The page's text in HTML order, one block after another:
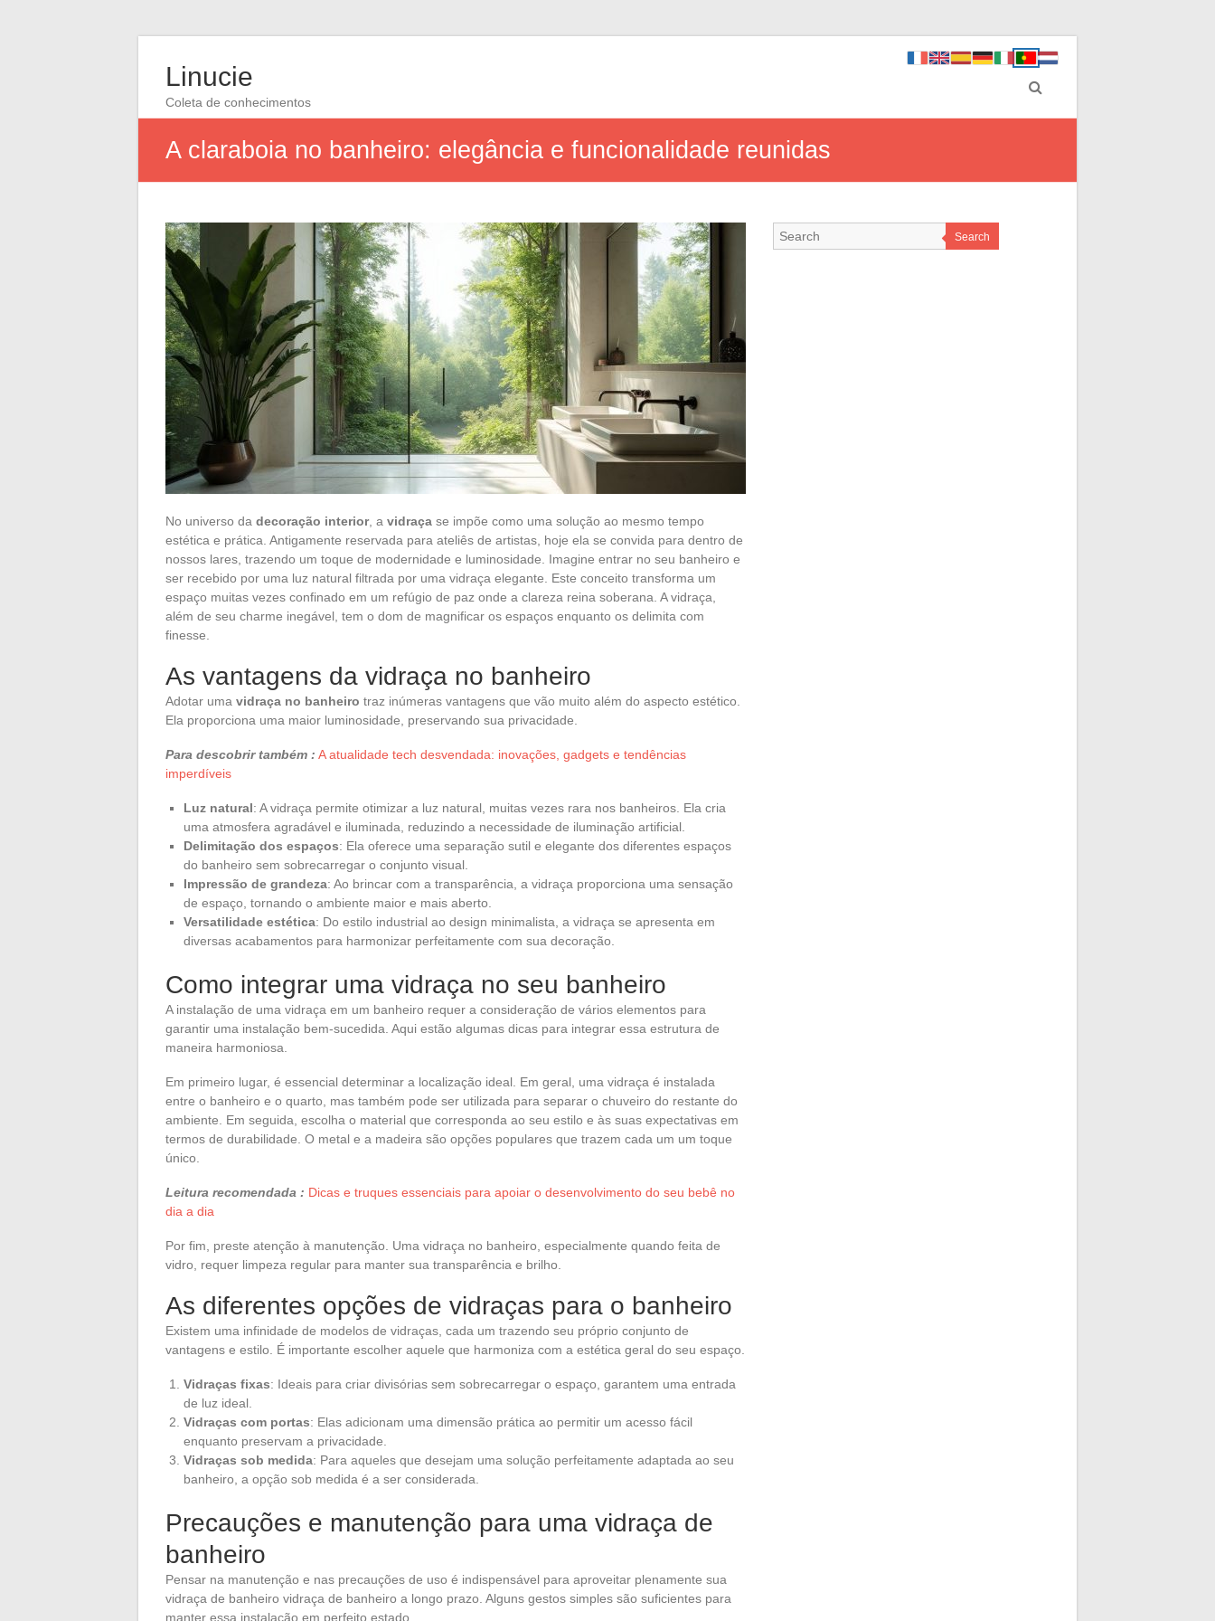
Linucie
Coleta de conhecimentos
A claraboia no banheiro: elegância e funcionalidade reunidas
No universo da decoração interior, a vidraça se impõe como uma solução ao mesmo tempo
estética e prática. Antigamente reservada para ateliês de artistas, hoje ela se convida para dentro de
nossos lares, trazendo um toque de modernidade e luminosidade. Imagine entrar no seu banheiro e
ser recebido por uma luz natural filtrada por uma vidraça elegante. Este conceito transforma um
espaço muitas vezes confinado em um refúgio de paz onde a clareza reina soberana. A vidraça,
além de seu charme inegável, tem o dom de magnificar os espaços enquanto os delimita com
finesse.
As vantagens da vidraça no banheiro
Adotar uma vidraça no banheiro traz inúmeras vantagens que vão muito além do aspecto estético.
Ela proporciona uma maior luminosidade, preservando sua privacidade.
Para descobrir também : A atualidade tech desvendada: inovações, gadgets e tendências
imperdíveis
Luz natural: A vidraça permite otimizar a luz natural, muitas vezes rara nos banheiros. Ela cria
uma atmosfera agradável e iluminada, reduzindo a necessidade de iluminação artificial.
Delimitação dos espaços: Ela oferece uma separação sutil e elegante dos diferentes espaços
do banheiro sem sobrecarregar o conjunto visual.
Impressão de grandeza: Ao brincar com a transparência, a vidraça proporciona uma sensação
de espaço, tornando o ambiente maior e mais aberto.
Versatilidade estética: Do estilo industrial ao design minimalista, a vidraça se apresenta em
diversas acabamentos para harmonizar perfeitamente com sua decoração.
Como integrar uma vidraça no seu banheiro
A instalação de uma vidraça em um banheiro requer a consideração de vários elementos para
garantir uma instalação bem-sucedida. Aqui estão algumas dicas para integrar essa estrutura de
maneira harmoniosa.
Em primeiro lugar, é essencial determinar a localização ideal. Em geral, uma vidraça é instalada
entre o banheiro e o quarto, mas também pode ser utilizada para separar o chuveiro do restante do
ambiente. Em seguida, escolha o material que corresponda ao seu estilo e às suas expectativas em
termos de durabilidade. O metal e a madeira são opções populares que trazem cada um um toque
único.
Leitura recomendada : Dicas e truques essenciais para apoiar o desenvolvimento do seu bebê no
dia a dia
Por fim, preste atenção à manutenção. Uma vidraça no banheiro, especialmente quando feita de
vidro, requer limpeza regular para manter sua transparência e brilho.
As diferentes opções de vidraças para o banheiro
Existem uma infinidade de modelos de vidraças, cada um trazendo seu próprio conjunto de
vantagens e estilo. É importante escolher aquele que harmoniza com a estética geral do seu espaço.
Vidraças fixas: Ideais para criar divisórias sem sobrecarregar o espaço, garantem uma entrada
de luz ideal.
Vidraças com portas: Elas adicionam uma dimensão prática ao permitir um acesso fácil
enquanto preservam a privacidade.
Vidraças sob medida: Para aqueles que desejam uma solução perfeitamente adaptada ao seu
banheiro, a opção sob medida é a ser considerada.
Precauções e manutenção para uma vidraça de
banheiro
Pensar na manutenção e nas precauções de uso é indispensável para aproveitar plenamente sua
vidraça de banheiro vidraça de banheiro a longo prazo. Alguns gestos simples são suficientes para
manter essa instalação em perfeito estado.
Search